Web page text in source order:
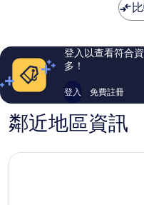
區
評
論
登入以查看符合
多！
登入 免費註冊
鄰近地區資訊